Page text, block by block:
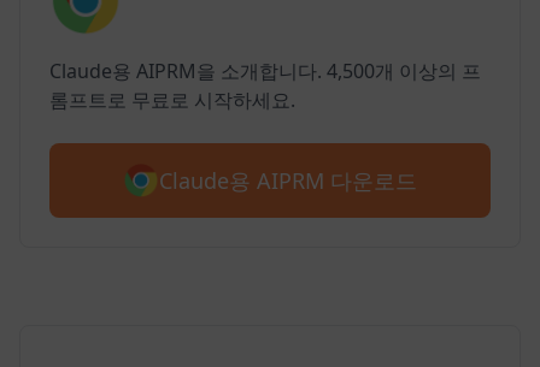
Claude용 AIPRM을 소개합니다. 4,500개 이상의 프
롬프트로 무료로 시작하세요.
Claude용 AIPRM 다운로드